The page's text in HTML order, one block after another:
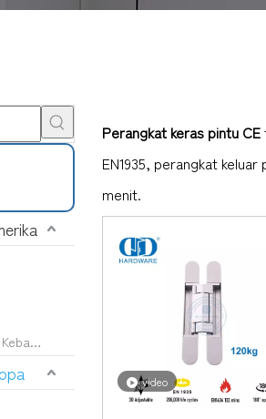
Perangkat Keras Pintu Keluar Kebakaran UL 10C
Perangkat keras pintu CE
EN1935, perangkat keluar
menit.
video